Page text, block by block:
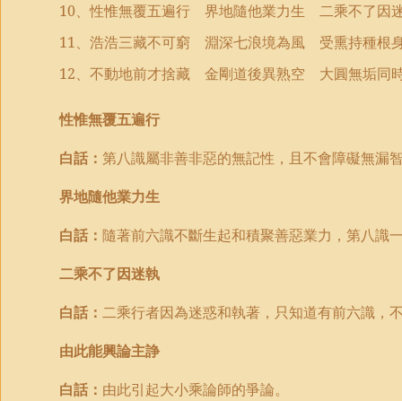
10、性惟無覆五遍行 界地隨他業力生 二乘不了因
11、浩浩三藏不可窮 淵深七浪境為風 受熏持種根
12、不動地前才捨藏 金剛道後異熟空 大圓無垢同
性惟無覆五遍行
白話： 第八識屬非善非惡的無記性，且不會障礙無漏
界地隨他業力生
白話： 隨著前六識不斷生起和積聚善惡業力，第八識
二乘不了因迷執
白話： 二乘行者因為迷惑和執著，只知道有前六識，
由此能興論主諍
白話： 由此引起大小乘論師的爭論。